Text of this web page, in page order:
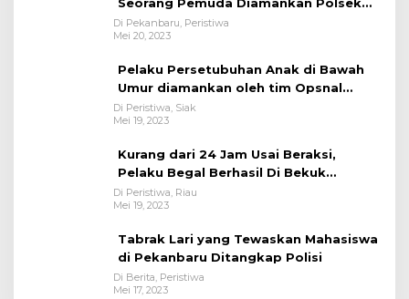
Bukit Raya
Di Pekanbaru, Peristiwa
Mei 20, 2023
Pelaku Persetubuhan Anak di Bawah
Umur diamankan oleh tim Opsnal
Polsek Tualang-Polres Siak-Polda Riau
Di Peristiwa, Siak
Mei 19, 2023
Kurang dari 24 Jam Usai Beraksi,
Pelaku Begal Berhasil Di Bekuk
Satreskrim Polres Kuansing
Di Peristiwa, Riau
Mei 19, 2023
Tabrak Lari yang Tewaskan Mahasiswa
di Pekanbaru Ditangkap Polisi
Di Berita, Peristiwa
Mei 17, 2023